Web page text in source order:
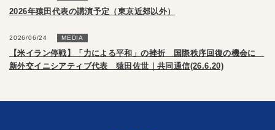
2026年猿田代表の講演予定（東京近郊以外）
2026/06/24 MEDIA
【米イラン停戦】「力による平和」の挫折 国際秩序回復の機会に
新外交イニシアティブ代表 猿田佐世｜共同通信(26.6.20)